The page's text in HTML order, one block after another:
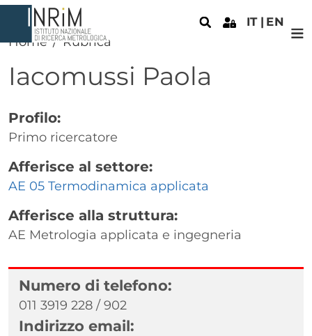
Salta al contenuto principale
IT EN
Home Rubrica
Iacomussi Paola
Profilo:
Primo ricercatore
Afferisce al settore:
AE 05 Termodinamica applicata
Afferisce alla struttura:
AE Metrologia applicata e ingegneria
Numero di telefono:
011 3919 228 / 902
Indirizzo email: